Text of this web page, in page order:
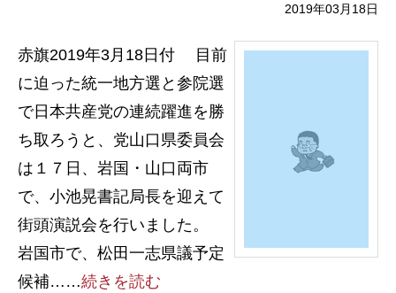
2019年03月18日
赤旗2019年3月18日付 目前
に迫った統一地方選と参院選
で日本共産党の連続躍進を勝
ち取ろうと、党山口県委員会
は１７日、岩国・山口両市
で、小池晃書記局長を迎えて
街頭演説会を行いました。
岩国市で、松田一志県議予定
候補……続きを読む